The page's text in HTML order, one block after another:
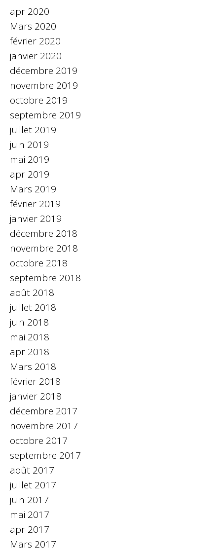
apr 2020
Mars 2020
février 2020
janvier 2020
décembre 2019
novembre 2019
octobre 2019
septembre 2019
juillet 2019
juin 2019
mai 2019
apr 2019
Mars 2019
février 2019
janvier 2019
décembre 2018
novembre 2018
octobre 2018
septembre 2018
août 2018
juillet 2018
juin 2018
mai 2018
apr 2018
Mars 2018
février 2018
janvier 2018
décembre 2017
novembre 2017
octobre 2017
septembre 2017
août 2017
juillet 2017
juin 2017
mai 2017
apr 2017
Mars 2017